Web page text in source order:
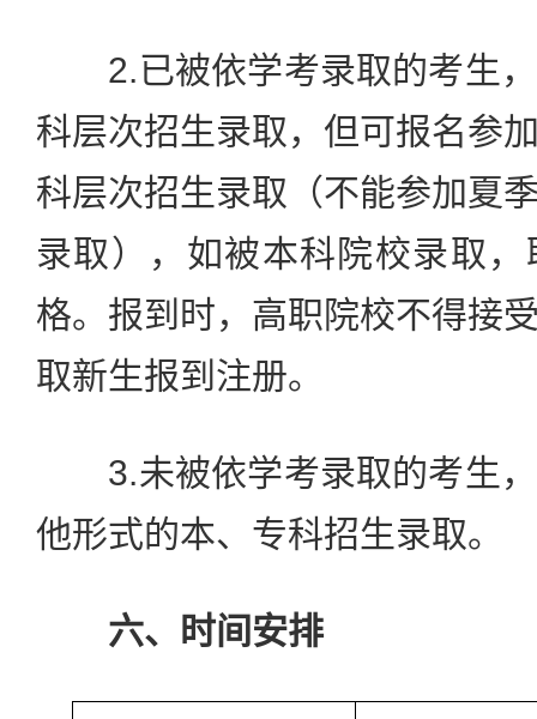
2.已被依学考录取的考生，
科层次招生录取，但可报名参
科层次招生录取（不能参加夏
录取），如被本科院校录取
格。报到时，高职院校不得接
取新生报到注册。
3.未被依学考录取的考生，
他形式的本、专科招生录取。
六、时间安排